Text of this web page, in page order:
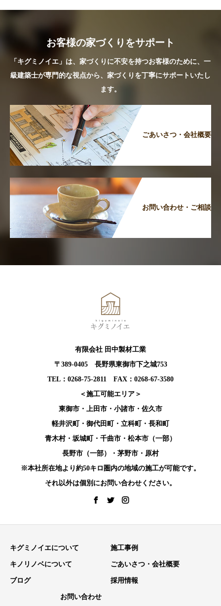
お客様の家づくりをサポート
「キグミノイエ」は、家づくりに不安を持つお客様のために、一
級建築士が専門的な視点から、家づくりを丁寧にサポートいたし
ます。
ごあいさつ・会社概要
お問い合わせ・ご相談
有限会社 田中製材工業
〒389-0405 長野県東御市下之城753
TEL：0268-75-2811 FAX：0268-67-3580
＜施工可能エリア＞
東御市・上田市・小諸市・佐久市
軽井沢町・御代田町・立科町・長和町
青木村・坂城町・千曲市・松本市（一部）
長野市（一部）・茅野市・原村
※本社所在地より約50キロ圏内の地域の施工が可能です。
それ以外は個別にお問い合わせください。
キグミノイエについて 施工事例
キノリノベについて ごあいさつ・会社概要
ブログ 採用情報
お問い合わせ